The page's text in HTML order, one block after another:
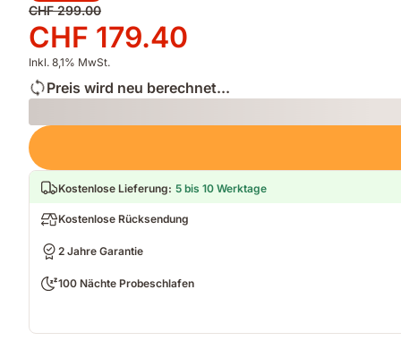
Ursprünglicher
Preis
CHF 299.00
CHF 299.00
Preis
CHF 179.40
CHF 179.40
Inkl. 8,1% MwSt.
Preis wird neu berechnet...
Loading
Kostenlose Lieferung: 5 bis 10 Werktage
Kostenlose Rücksendung
2 Jahre Garantie
100 Nächte Probeschlafen